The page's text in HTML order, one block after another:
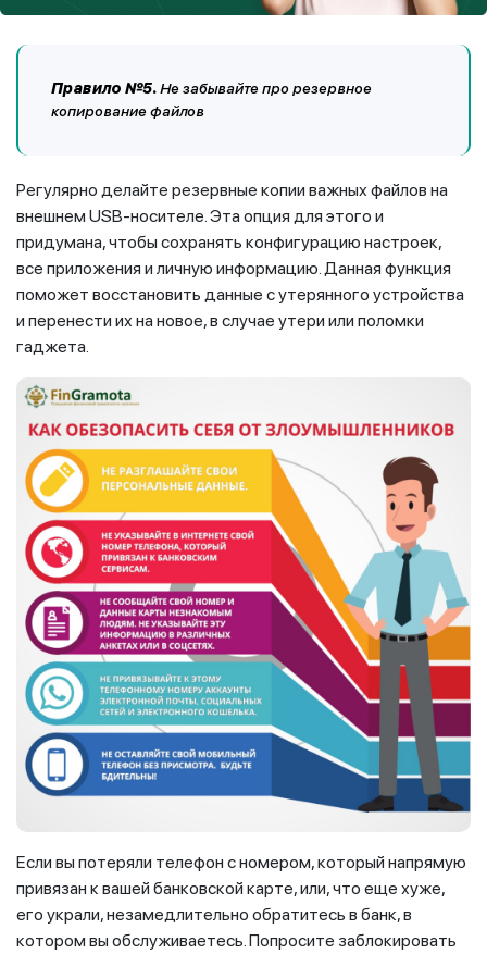
Правило №5.Не забывайте про резервное
копирование файлов
Регулярно делайте резервные копии важных файлов на
внешнем USB-носителе. Эта опция для этого и
придумана, чтобы сохранять конфигурацию настроек,
все приложения и личную информацию. Данная функция
поможет восстановить данные с утерянного устройства
и перенести их на новое, в случае утери или поломки
гаджета.
Если вы потеряли телефон с номером, который напрямую
привязан к вашей банковской карте, или, что еще хуже,
его украли, незамедлительно обратитесь в банк, в
котором вы обслуживаетесь. Попросите заблокировать